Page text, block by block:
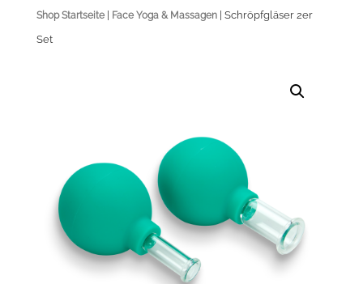
Shop Startseite| Face Yoga & Massagen| Schröpfgläser 2er
Set